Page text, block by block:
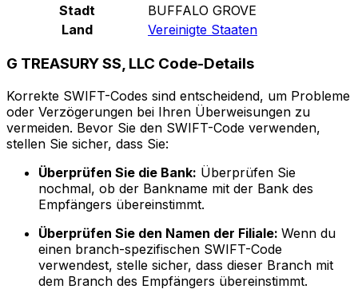
Stadt
BUFFALO GROVE
Land
Vereinigte Staaten
G TREASURY SS, LLC Code-Details
Korrekte SWIFT-Codes sind entscheidend, um Probleme
oder Verzögerungen bei Ihren Überweisungen zu
vermeiden. Bevor Sie den SWIFT-Code verwenden,
stellen Sie sicher, dass Sie:
Überprüfen Sie die Bank: Überprüfen Sie
nochmal, ob der Bankname mit der Bank des
Empfängers übereinstimmt.
Überprüfen Sie den Namen der Filiale: Wenn du
einen branch-spezifischen SWIFT-Code
verwendest, stelle sicher, dass dieser Branch mit
dem Branch des Empfängers übereinstimmt.